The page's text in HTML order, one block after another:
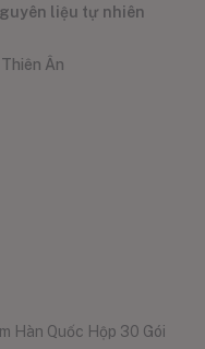
liệu tự nhiên
Ân
Hàn Quốc Hộp 30 Gói